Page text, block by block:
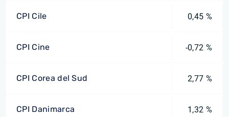
CPI Cile 0,45 %
CPI Cine -0,72 %
CPI Corea del Sud 2,77 %
CPI Danimarca 1,32 %